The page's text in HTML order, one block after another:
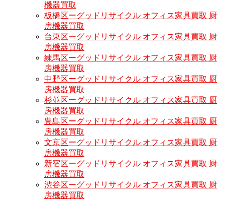
機器買取
板橋区ーグッドリサイクル オフィス家具買取 厨
房機器買取
台東区ーグッドリサイクル オフィス家具買取 厨
房機器買取
練馬区ーグッドリサイクル オフィス家具買取 厨
房機器買取
中野区ーグッドリサイクル オフィス家具買取 厨
房機器買取
杉並区ーグッドリサイクル オフィス家具買取 厨
房機器買取
豊島区ーグッドリサイクル オフィス家具買取 厨
房機器買取
文京区ーグッドリサイクル オフィス家具買取 厨
房機器買取
新宿区ーグッドリサイクル オフィス家具買取 厨
房機器買取
渋谷区ーグッドリサイクル オフィス家具買取 厨
房機器買取